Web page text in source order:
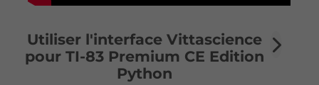
Utiliser l'interface Vittascience
pour TI-83 Premium CE Edition
Python